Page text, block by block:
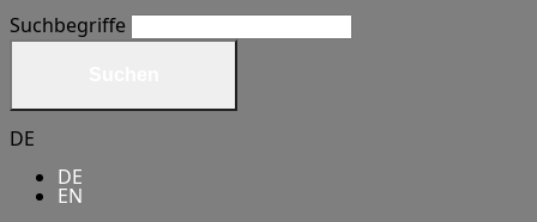
Suchbegriffe
DE
DE
EN